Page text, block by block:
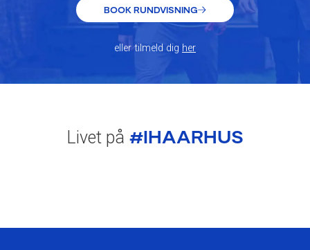
BOOK RUNDVISNING
eller tilmeld dig her
Livet på #IHAARHUS